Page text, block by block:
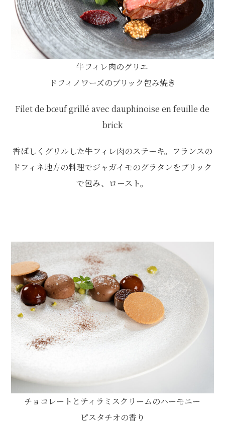
牛フィレ肉のグリエ
ドフィノワーズのブリック包み焼き
Filet de bœuf grillé avec dauphinoise en feuille de
brick
香ばしくグリルした牛フィレ肉のステーキ。フランスの
ドフィネ地方の料理でジャガイモのグラタンをブリック
で包み、ロースト。
チョコレートとティラミスクリームのハーモニー
ピスタチオの香り